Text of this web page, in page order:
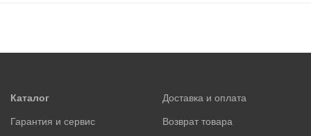
Каталог
Доставка и оплата
Гарантия и сервис
Возврат товара